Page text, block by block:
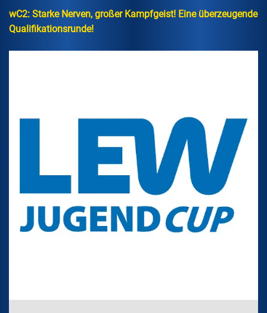
wC2: Starke Nerven, großer Kampfgeist! Eine überzeugende
Qualifikationsrunde!